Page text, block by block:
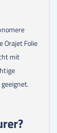
Orajet Folie
mit